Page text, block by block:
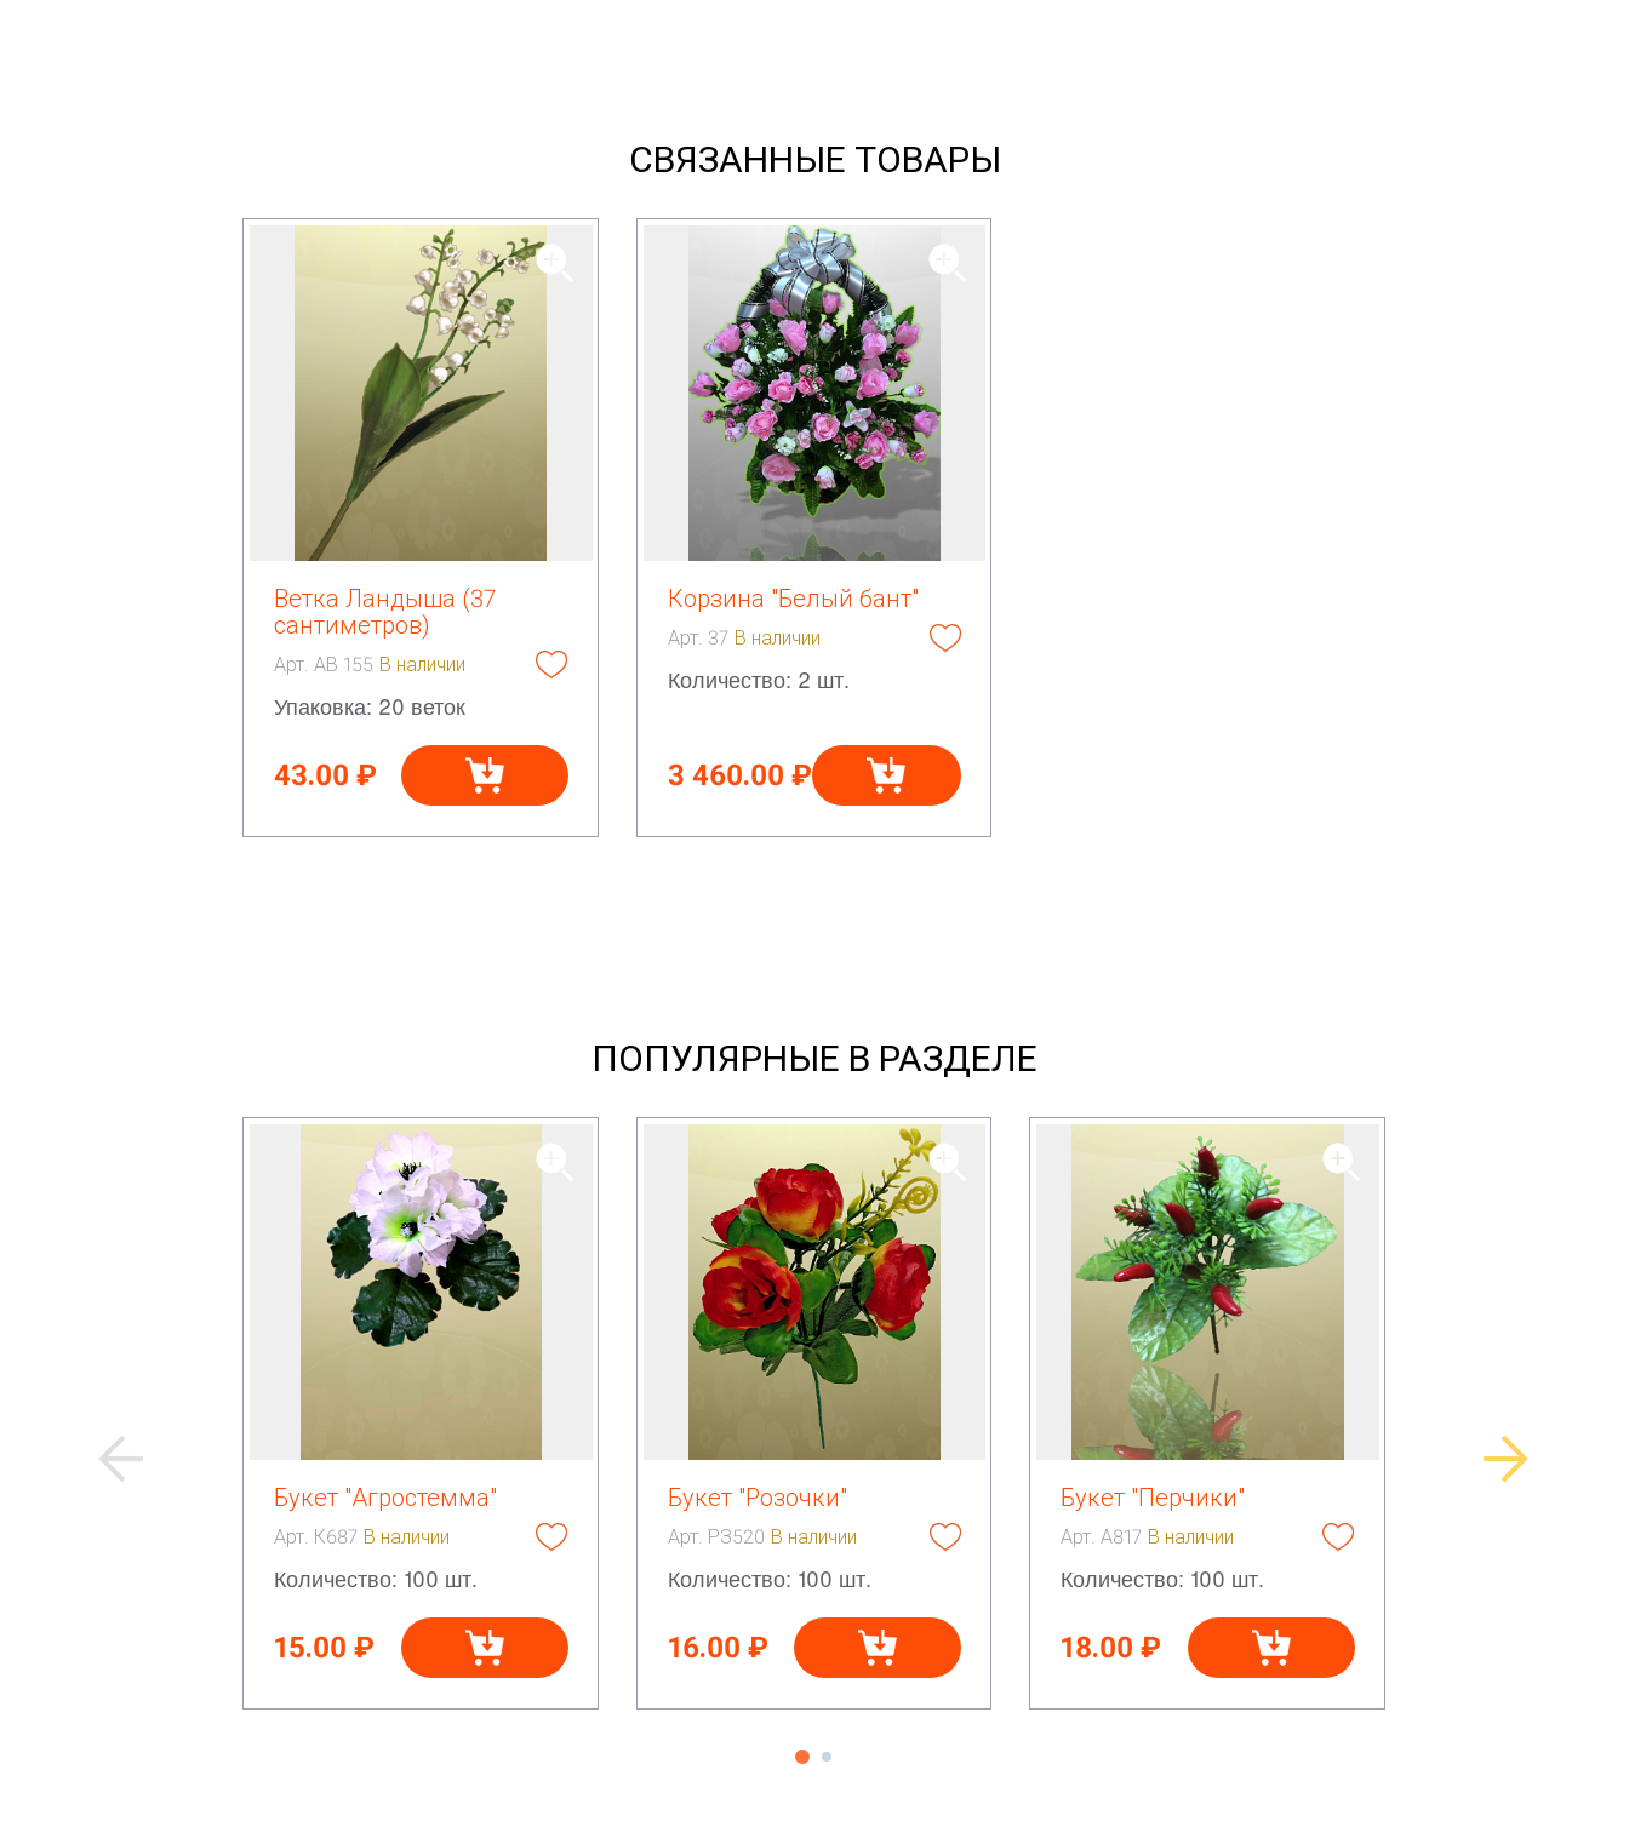
СВЯЗАННЫЕ ТОВАРЫ
Ветка Ландыша (37
сантиметров)
Арт. АВ 155 В наличии
Упаковка: 20 веток
43.00 ₽
Корзина "Белый бант"
Арт. 37 В наличии
Количество: 2 шт.
3 460.00 ₽
ПОПУЛЯРНЫЕ В РАЗДЕЛЕ
Букет "Агростемма"
Арт. К687 В наличии
Количество: 100 шт.
15.00 ₽
Букет "Розочки"
Арт. РЗ520 В наличии
Количество: 100 шт.
16.00 ₽
Букет "Перчики"
Арт. А817 В наличии
Количество: 100 шт.
18.00 ₽